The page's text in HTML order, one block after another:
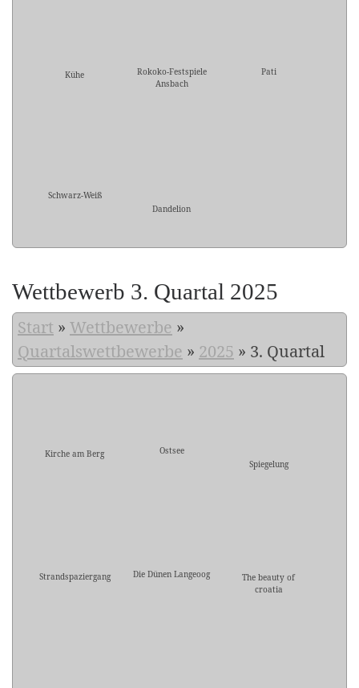
Kühe
Rokoko-Festspiele
Ansbach
Pati
Schwarz-Weiß
Dandelion
Wettbewerb 3. Quartal 2025
Start » Wettbewerbe »
Quartalswettbewerbe » 2025 » 3. Quartal
Kirche am Berg
Ostsee
Spiegelung
Strandspaziergang Die Dünen Langeoog
The beauty of
croatia